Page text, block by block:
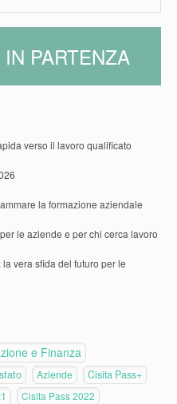
PARTENZA
verso il lavoro qualificato
la formazione aziendale
le aziende e per chi cerca lavoro
vera sfida del futuro per le
e Finanza
Aziende
Cisita Pass+
Cisita Pass 2022